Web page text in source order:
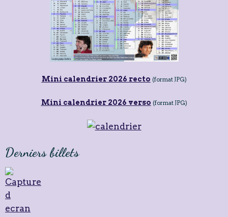
Mini calendrier 2026 recto (format JPG)
Mini calendrier 2026 verso (format JPG)
Derniers billets